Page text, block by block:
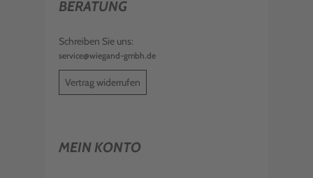
BERATUNG
Schreiben Sie uns:
service@wiegand-gmbh.de
Vertrag widerrufen
MEIN KONTO